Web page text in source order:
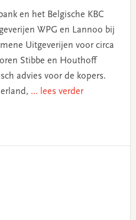
en het Belgische KBC
WPG en Lannoo bij
Uitgeverijen voor circa
Stibbe en Houthoff
advies voor de kopers.
... lees verder